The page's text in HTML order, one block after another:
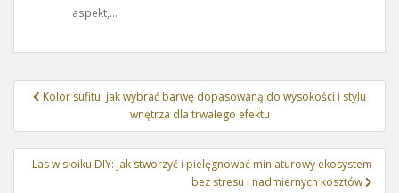
aspekt,...
Nawigacja
Kolor sufitu: jak wybrać barwę dopasowaną do wysokości i stylu
wnętrza dla trwałego efektu
Las w słoiku DIY: jak stworzyć i pielęgnować miniaturowy ekosystem
bez stresu i nadmiernych kosztów